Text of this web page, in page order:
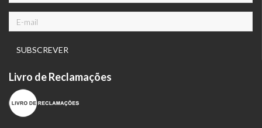
Livro de Reclamações